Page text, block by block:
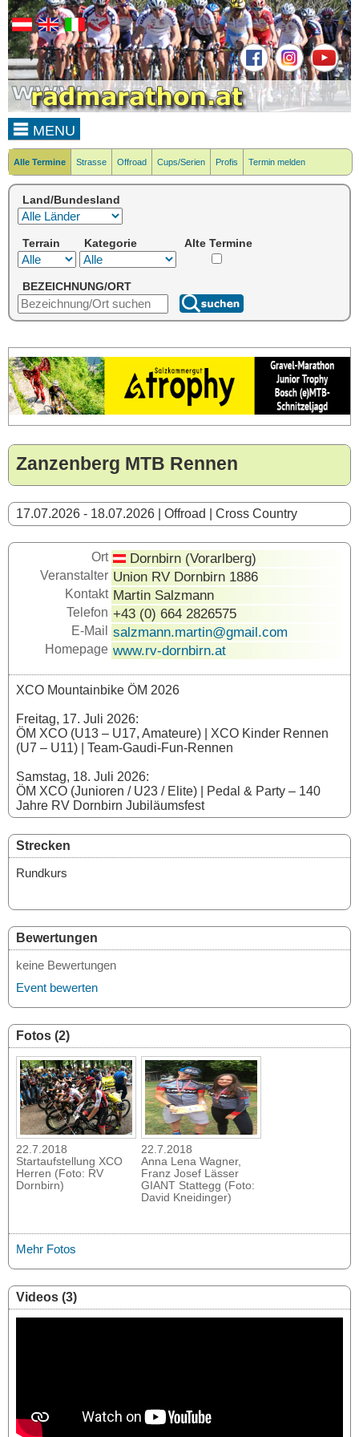
MENU
Alle Termine Strasse Offroad Cups/Serien Profis Termin melden
Land/Bundesland
Terrain Kategorie Alte Termine
BEZEICHNUNG/ORT
Zanzenberg MTB Rennen
17.07.2026 - 18.07.2026 | Offroad | Cross Country
Ort Dornbirn (Vorarlberg)
Veranstalter Union RV Dornbirn 1886
Kontakt Martin Salzmann
Telefon +43 (0) 664 2826575
E-Mail salzmann.martin@gmail.com
Homepage www.rv-dornbirn.at
XCO Mountainbike ÖM 2026
Freitag, 17. Juli 2026:
ÖM XCO (U13 – U17, Amateure) | XCO Kinder Rennen
(U7 – U11) | Team-Gaudi-Fun-Rennen
Samstag, 18. Juli 2026:
ÖM XCO (Junioren / U23 / Elite) | Pedal & Party – 140
Jahre RV Dornbirn Jubiläumsfest
Strecken
Rundkurs
Bewertungen
keine Bewertungen
Event bewerten
Fotos (2)
22.7.2018
Startaufstellung XCO
Herren (Foto: RV
Dornbirn)
22.7.2018
Anna Lena Wagner,
Franz Josef Lässer
GIANT Stattegg (Foto:
David Kneidinger)
Mehr Fotos
Videos (3)